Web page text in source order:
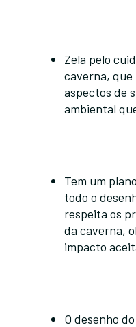
Zela pelo
caverna,
aspectos de
ambiental
Tem um
todo o
respeita os
da caverna,
impacto
O desenho